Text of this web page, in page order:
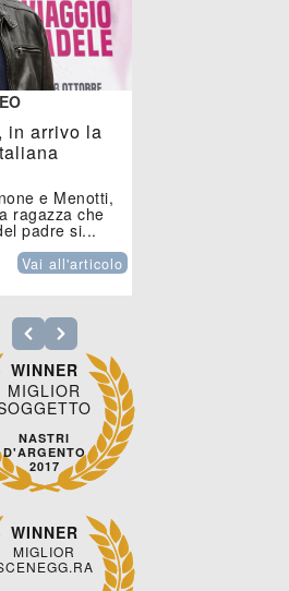
in arrivo la
e Menotti,
ragazza che
padre si...
Vai all'articolo
WINNER
MIGLIOR
NASTRI
D'ARGENTO
2017
WINNER
MIGLIOR